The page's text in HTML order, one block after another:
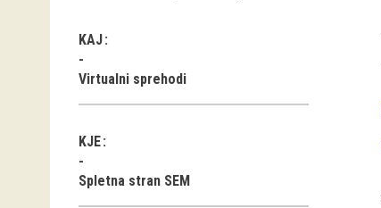
KAJ
Virtualni sprehodi
KJE
Spletna stran SEM